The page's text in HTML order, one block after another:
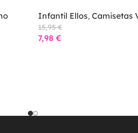
Infantil Ellos, Camisetas
15,95€
7,98 €